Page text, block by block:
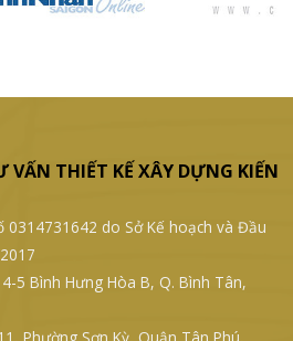
VẤN THIẾT KẾ XÂY DỰNG KIẾN
0314731642 do Sở Kế hoạch và Đầu
5 Bình Hưng Hòa B, Q. Bình Tân,
Phường Sơn Kỳ, Quận Tân Phú,